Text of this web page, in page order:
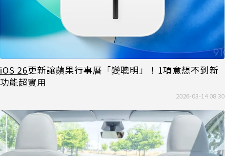
iOS 26更新讓蘋果行事曆「變聰明」！1項意想不到新
功能超實用
2026-03-14 08:30